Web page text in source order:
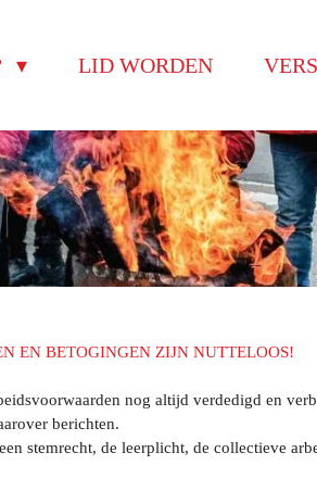
LID WORDEN
EN BETOGINGEN ZIJN NUTTELOOS!
nog altijd verdedigd en
berichten.
stemrecht, de leerplicht, de collectieve